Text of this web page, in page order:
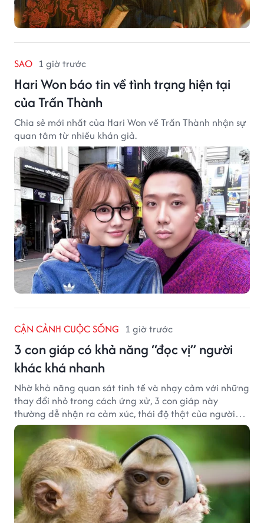
SAO 1 giờ trước
Hari Won báo tin về tình trạng hiện tại
của Trấn Thành
Chia sẻ mới nhất của Hari Won về Trấn Thành nhận sự
quan tâm từ nhiều khán giả.
CẬN CẢNH CUỘC SỐNG 1 giờ trước
3 con giáp có khả năng “đọc vị” người
khác khá nhanh
Nhờ khả năng quan sát tinh tế và nhạy cảm với những
thay đổi nhỏ trong cách ứng xử, 3 con giáp này
thường dễ nhận ra cảm xúc, thái độ thật của người
đối diện.